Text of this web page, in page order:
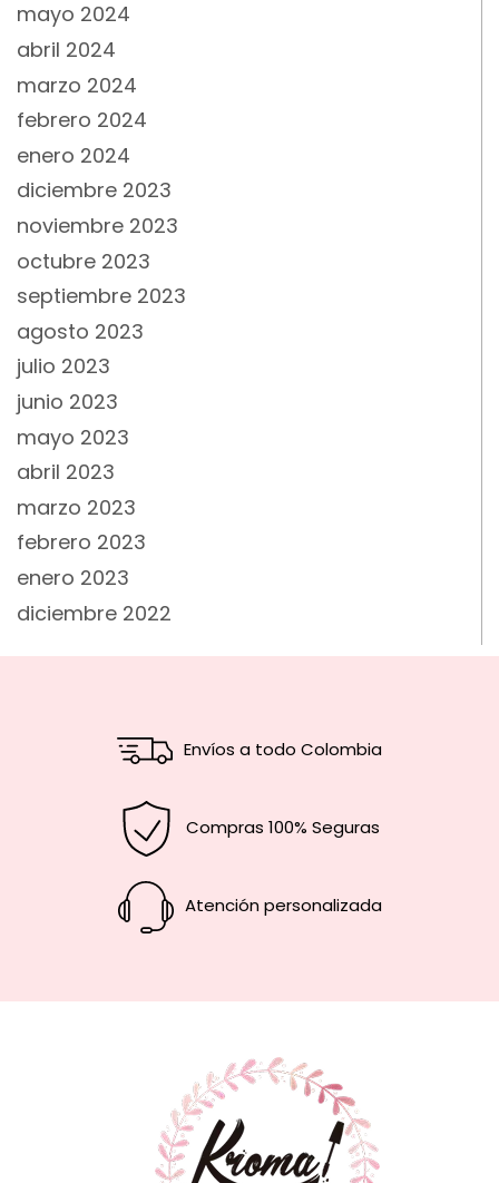
mayo 2024
abril 2024
marzo 2024
febrero 2024
enero 2024
diciembre 2023
noviembre 2023
octubre 2023
septiembre 2023
agosto 2023
julio 2023
junio 2023
mayo 2023
abril 2023
marzo 2023
febrero 2023
enero 2023
diciembre 2022
Envíos a todo Colombia
Compras 100% Seguras
Atención personalizada